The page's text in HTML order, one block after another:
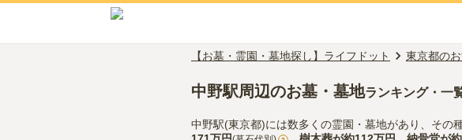
【お墓・霊園・墓地探し】ライフドット 東京都の
中野駅周辺のお墓・墓地ランキング・一
中野駅(東京都)には数多くの霊園・墓地があり、その